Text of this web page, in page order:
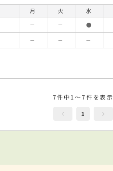
月 火 水
－ － ●
－ － －
7件中1～7件を表示
1